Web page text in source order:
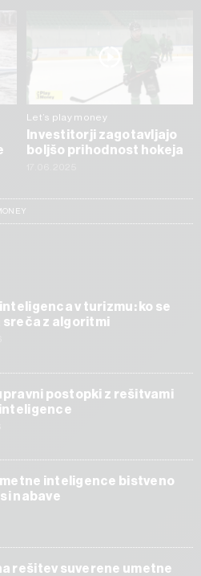
Let’s play money
Investitorji zagotavljajo
boljšo prihodnost hokeja
v turizmu: ko se
z algoritmi
postopki z rešitvami
inteligence bistveno
nabave
rešitev suverene umetne